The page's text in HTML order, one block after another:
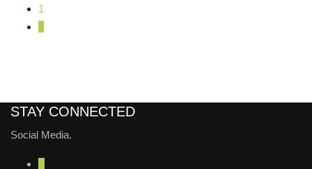
1
STAY CONNECTED
Social Media.